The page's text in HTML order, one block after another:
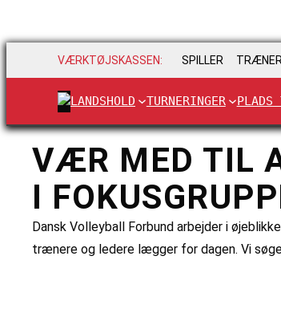
VÆRKTØJSKASSEN: SPILLER
LANDSHOLD TURNERINGER
VÆR MED TIL
I
Dansk Volleyball Forbund arbejder i
trænere og ledere lægger for dagen. Vi